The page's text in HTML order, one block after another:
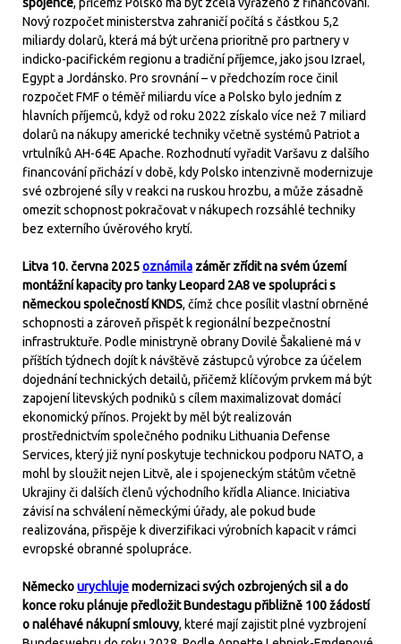
Nový rozpočet ministerstva zahraničí počítá s částkou 5,2
miliardy dolarů, která má být určena prioritně pro partnery v
indicko-pacifickém regionu a tradiční příjemce, jako jsou Izrael,
Egypt a Jordánsko. Pro srovnání – v předchozím roce činil
rozpočet FMF o téměř miliardu více a Polsko bylo jedním z
hlavních příjemců, když od roku 2022 získalo více než 7 miliard
dolarů na nákupy americké techniky včetně systémů Patriot a
vrtulníků AH-64E Apache. Rozhodnutí vyřadit Varšavu z dalšího
financování přichází v době, kdy Polsko intenzivně modernizuje
své ozbrojené síly v reakci na ruskou hrozbu, a může zásadně
omezit schopnost pokračovat v nákupech rozsáhlé techniky
bez externího úvěrového krytí.
Litva 10. června 2025oznámila záměr zřídit na svém území
montážní kapacity pro tanky Leopard 2A8 ve spolupráci s
německou společností KNDS, čímž chce posílit vlastní obrněné
schopnosti a zároveň přispět k regionální bezpečnostní
infrastruktuře. Podle ministryně obrany Dovilė Šakalienė má v
příštích týdnech dojít k návštěvě zástupců výrobce za účelem
dojednání technických detailů, přičemž klíčovým prvkem má být
zapojení litevských podniků s cílem maximalizovat domácí
ekonomický přínos. Projekt by měl být realizován
prostřednictvím společného podniku Lithuania Defense
Services, který již nyní poskytuje technickou podporu NATO, a
mohl by sloužit nejen Litvě, ale i spojeneckým státům včetně
Ukrajiny či dalších členů východního křídla Aliance. Iniciativa
závisí na schválení německými úřady, ale pokud bude
realizována, přispěje k diverzifikaci výrobních kapacit v rámci
evropské obranné spolupráce.
Německourychlujemodernizaci svých ozbrojených sil a do
konce roku plánuje předložit Bundestagu přibližně 100 žádostí
o naléhavé nákupní smlouvy, které mají zajistit plné vyzbrojení